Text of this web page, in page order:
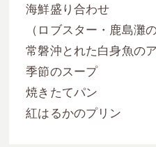
海鮮盛り合わせ
（ロブスター・鹿島灘
常磐沖とれた白身魚の
季節のスープ
焼きたてパン
紅はるかのプリン